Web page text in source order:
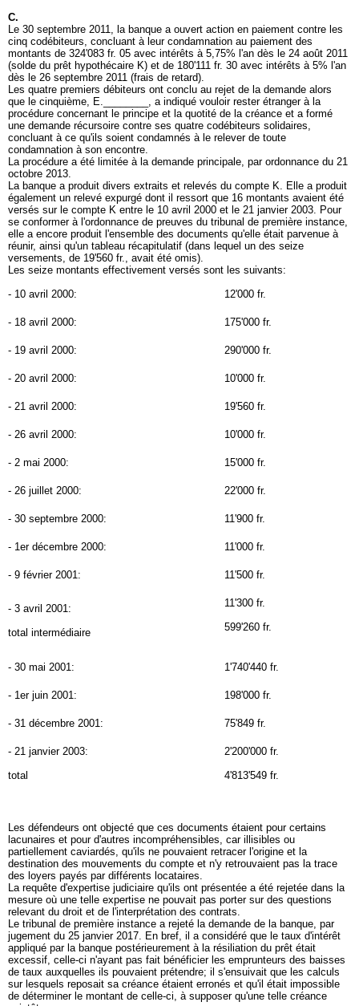
C.
Le 30 septembre 2011, la banque a ouvert action en paiement contre les
cinq codébiteurs, concluant à leur condamnation au paiement des
montants de 324'083 fr. 05 avec intérêts à 5,75% l'an dès le 24 août 2011
(solde du prêt hypothécaire K) et de 180'111 fr. 30 avec intérêts à 5% l'an
dès le 26 septembre 2011 (frais de retard).
Les quatre premiers débiteurs ont conclu au rejet de la demande alors
que le cinquième, E.________, a indiqué vouloir rester étranger à la
procédure concernant le principe et la quotité de la créance et a formé
une demande récursoire contre ses quatre codébiteurs solidaires,
concluant à ce qu'ils soient condamnés à le relever de toute
condamnation à son encontre.
La procédure a été limitée à la demande principale, par ordonnance du 21
octobre 2013.
La banque a produit divers extraits et relevés du compte K. Elle a produit
également un relevé expurgé dont il ressort que 16 montants avaient été
versés sur le compte K entre le 10 avril 2000 et le 21 janvier 2003. Pour
se conformer à l'ordonnance de preuves du tribunal de première instance,
elle a encore produit l'ensemble des documents qu'elle était parvenue à
réunir, ainsi qu'un tableau récapitulatif (dans lequel un des seize
versements, de 19'560 fr., avait été omis).
Les seize montants effectivement versés sont les suivants:
- 10 avril 2000:
12'000 fr.
- 18 avril 2000: 175'000 fr.
- 19 avril 2000: 290'000 fr.
- 20 avril 2000: 10'000 fr.
- 21 avril 2000: 19'560 fr.
- 26 avril 2000: 10'000 fr.
- 2 mai 2000: 15'000 fr.
- 26 juillet 2000: 22'000 fr.
- 30 septembre 2000: 11'900 fr.
- 1er décembre 2000: 11'000 fr.
- 9 février 2001: 11'500 fr.
- 3 avril 2001:
total intermédiaire
11'300 fr.
599'260 fr.
- 30 mai 2001: 1'740'440 fr.
- 1er juin 2001: 198'000 fr.
- 31 décembre 2001: 75'849 fr.
- 21 janvier 2003:
total
2'200'000 fr.
4'813'549 fr.
Les défendeurs ont objecté que ces documents étaient pour certains
lacunaires et pour d'autres incompréhensibles, car illisibles ou
partiellement caviardés, qu'ils ne pouvaient retracer l'origine et la
destination des mouvements du compte et n'y retrouvaient pas la trace
des loyers payés par différents locataires.
La requête d'expertise judiciaire qu'ils ont présentée a été rejetée dans la
mesure où une telle expertise ne pouvait pas porter sur des questions
relevant du droit et de l'interprétation des contrats.
Le tribunal de première instance a rejeté la demande de la banque, par
jugement du 25 janvier 2017. En bref, il a considéré que le taux d'intérêt
appliqué par la banque postérieurement à la résiliation du prêt était
excessif, celle-ci n'ayant pas fait bénéficier les emprunteurs des baisses
de taux auxquelles ils pouvaient prétendre; il s'ensuivait que les calculs
sur lesquels reposait sa créance étaient erronés et qu'il était impossible
de déterminer le montant de celle-ci, à supposer qu'une telle créance